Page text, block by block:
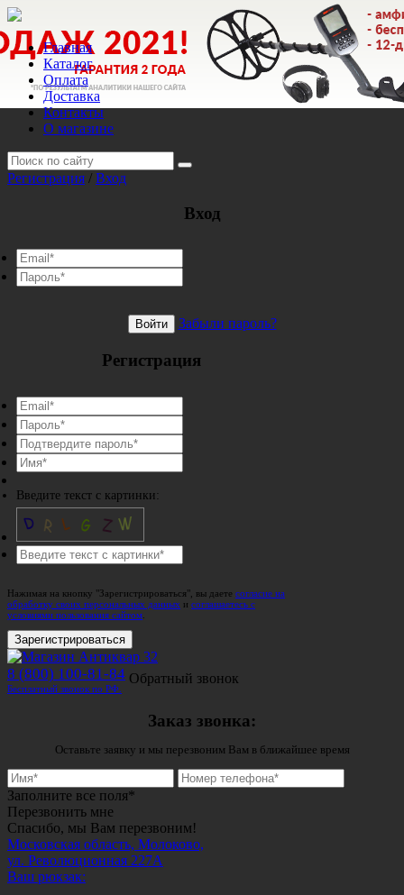
Главная
Каталог
Оплата
Доставка
Контакты
О магазине
Регистрация / Вход
Вход
Войти Забыли пароль?
Регистрация
Введите текст с картинки:
Нажимая на кнопку "Зарегистрироваться", вы даете согласие на
обработку своих персональных данных и соглашаетесь с
условиями пользования сайтом
Зарегистрироваться
8 (800) 100-81-84
Бесплатный звонок по РФ.
Обратный звонок
Заказ звонка:
Оставьте заявку и мы перезвоним Вам в ближайшее время
Заполните все поля*
Перезвонить мне
Спасибо, мы Вам перезвоним!
Московская область, Молоково,
ул. Революционная 227А
Ваш рюкзак: